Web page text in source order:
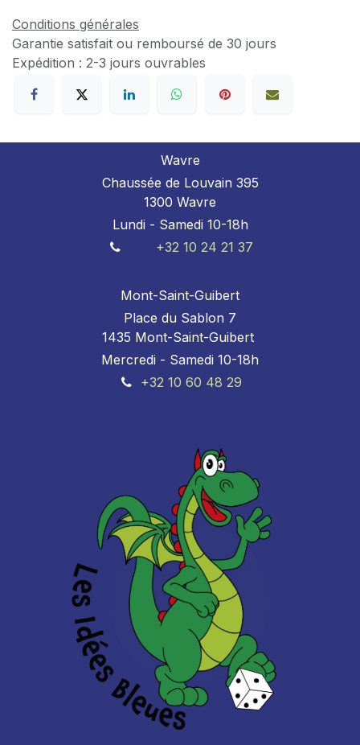
Conditions générales
Garantie satisfait ou remboursé de 30 jours
Expédition : 2-3 jours ouvrables
Wavre
Chaussée de Louvain 395
1300 Wavre
Lundi - Samedi 10-18h
+32 10 24 21 37
Mont-Saint-Guibert
Place du Sablon 7
1435 Mont-Saint-Guibert
Mercredi - Samedi 10-18h
+32 10 60 48 29